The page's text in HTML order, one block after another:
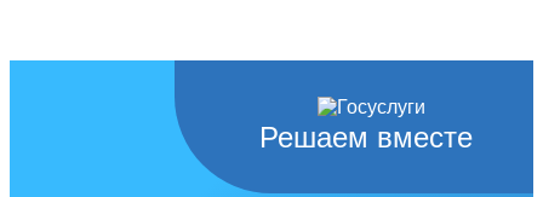
Решаем вместе